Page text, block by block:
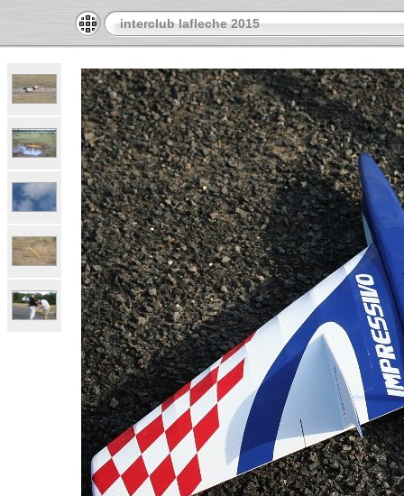
interclub lafleche 2015